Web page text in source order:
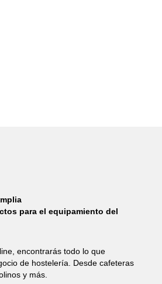
para el equipamiento del
encontrarás todo lo que
de hostelería. Desde cafeteras
y más.